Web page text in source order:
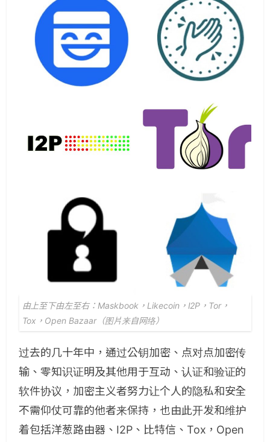
由上至下由左至右：Maskbook，Likecoin，I2P，Tor，
Tox，Open Bazaar（图片来自网络）
过去的几十年中，通过公钥加密、点对点加密传
输、零知识证明及其他用于互动、认证和验证的
软件协议，加密主义者努力让个人的隐私和安全
不需仰仗可靠的他者来保持，也由此开发和维护
着包括洋葱路由器、I2P、比特信、Tox，Open